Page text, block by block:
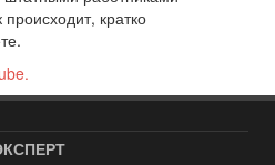
кратко